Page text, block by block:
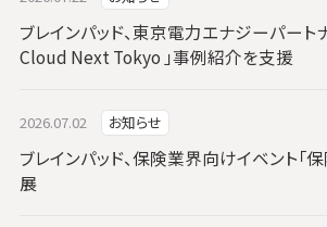
ブレインパッド、東京電力エナジーパート
Cloud Next Tokyo 」事例紹介を支援
2026.07.02 お知らせ
ブレインパッド、保険業界向けイベント「
展